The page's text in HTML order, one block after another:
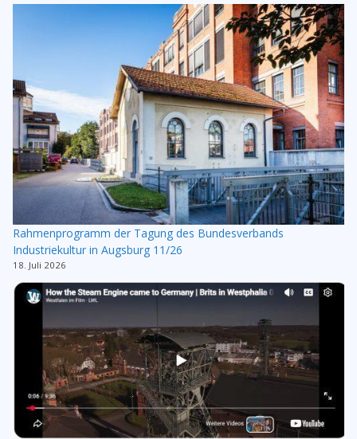
Rahmenprogramm der Tagung des Bundesverbands
Industriekultur in Augsburg 11/26
18. Juli 2026